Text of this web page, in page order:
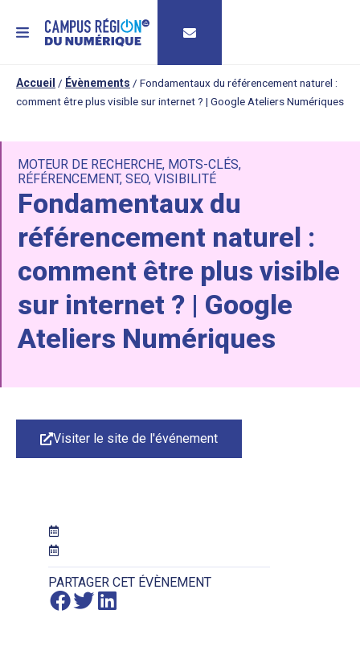
MENU
Accueil / Évènements / Fondamentaux du référencement naturel :
comment être plus visible sur internet ? | Google Ateliers Numériques
MOTEUR DE RECHERCHE, MOTS-CLÉS,
RÉFÉRENCEMENT, SEO, VISIBILITÉ
Fondamentaux du
référencement naturel :
comment être plus visible
sur internet ? | Google
Ateliers Numériques
Visiter le site de l'événement
PARTAGER CET ÉVÈNEMENT